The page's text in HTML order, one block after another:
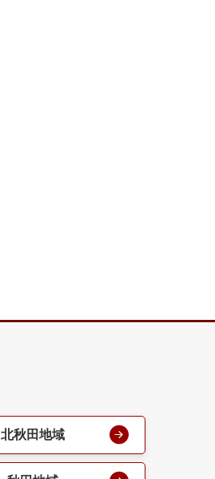
北秋田地域